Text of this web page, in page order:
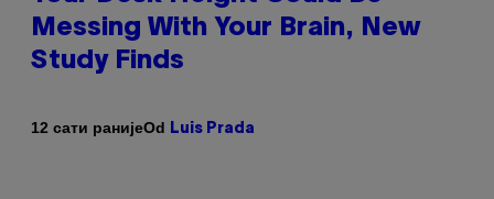
Messing With Your Brain, New
Study Finds
12 сати ранијеOd Luis Prada